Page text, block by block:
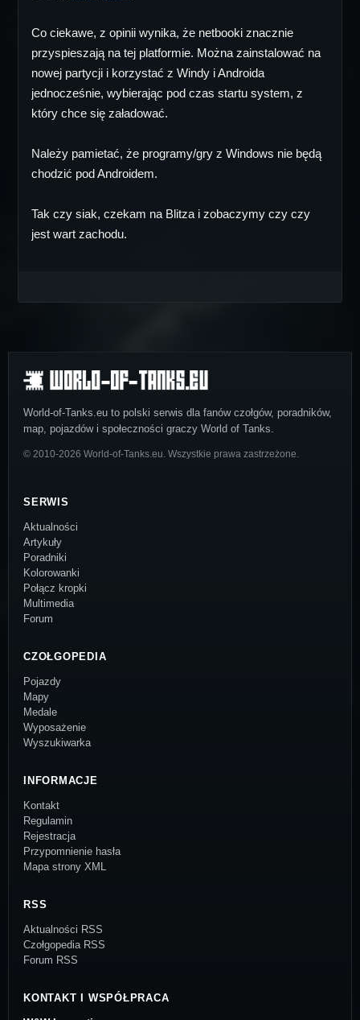
Co ciekawe, z opinii wynika, że netbooki znacznie
przyspieszają na tej platformie. Można zainstalować na
nowej partycji i korzystać z Windy i Androida
jednocześnie, wybierając pod czas startu system, z
który chce się załadować.
Należy pamietać, że programy/gry z Windows nie będą
chodzić pod Androidem.
Tak czy siak, czekam na Blitza i zobaczymy czy czy
jest wart zachodu.
World-of-Tanks.eu to polski serwis dla fanów czołgów, poradników,
map, pojazdów i społeczności graczy World of Tanks.
© 2010-2026 World-of-Tanks.eu. Wszystkie prawa zastrzeżone.
SERWIS
Aktualności
Artykuły
Poradniki
Kolorowanki
Połącz kropki
Multimedia
Forum
CZOŁGOPEDIA
Pojazdy
Mapy
Medale
Wyposażenie
Wyszukiwarka
INFORMACJE
Kontakt
Regulamin
Rejestracja
Przypomnienie hasła
Mapa strony XML
RSS
Aktualności RSS
Czołgopedia RSS
Forum RSS
KONTAKT I WSPÓŁPRACA